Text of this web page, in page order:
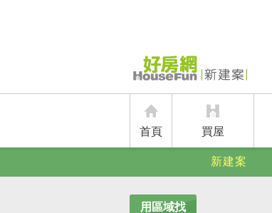
首頁 買屋
新建案
用區域找